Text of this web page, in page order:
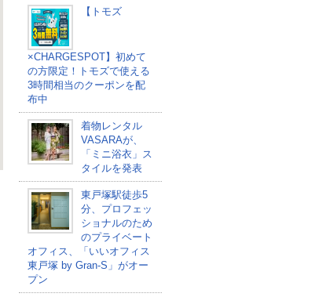
【トモズ
×CHARGESPOT】初めて
の方限定！トモズで使える
3時間相当のクーポンを配
布中
着物レンタル
VASARAが、
「ミニ浴衣」ス
タイルを発表
東戸塚駅徒歩5
分、プロフェッ
ショナルのため
のプライベート
オフィス、「いいオフィス
東戸塚 by Gran-S」がオー
プン